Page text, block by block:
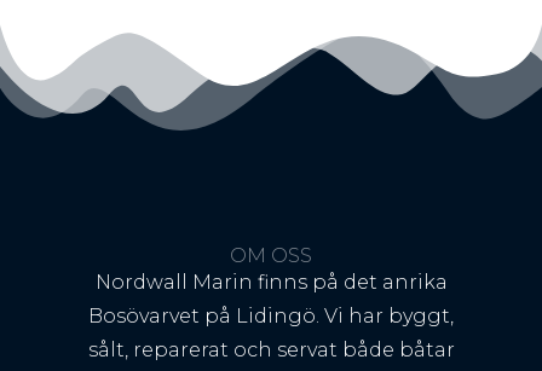
OM OSS
Nordwall Marin finns på det anrika
Bosövarvet på Lidingö. Vi har byggt,
sålt, reparerat och servat både båtar